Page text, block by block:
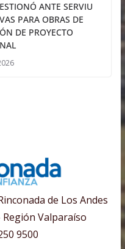
ANTE SERVIU
PARA OBRAS DE
DE PROYECTO
de Los Andes
Región Valparaíso
9500